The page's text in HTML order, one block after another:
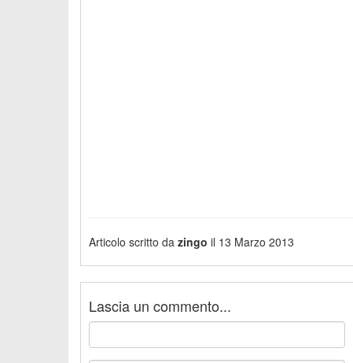
Articolo scritto da zingo il 13 Marzo 2013
Lascia un commento...